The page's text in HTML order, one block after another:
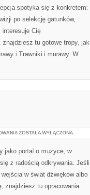
spotyka się z konkretem:
po selekcję gatunków,
interesuje Cię
znajdziesz tu gotowe tropy, jak
i Trawniki i murawy. W
RECENZJE
ZOSTAŁA WYŁĄCZONA
jako portal o muzyce, w
z radością odkrywania. Jeśli
w świat dźwięków albo
znajdziesz tu opracowania